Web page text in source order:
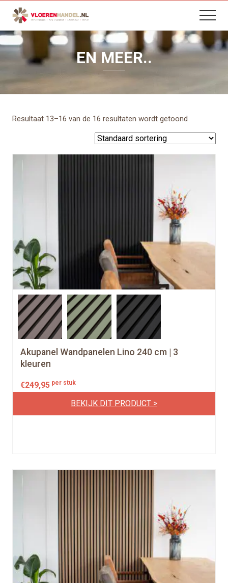
Menu
Skip
content
Skip
primary
sidebar
Skip
footer
Menu
EN MEER..
Resultaat 13–16 van de 16 resultaten wordt getoond
Akupanel Wandpanelen Lino 240 cm | 3
kleuren
€249,95 per stuk
BEKIJK DIT PRODUCT >